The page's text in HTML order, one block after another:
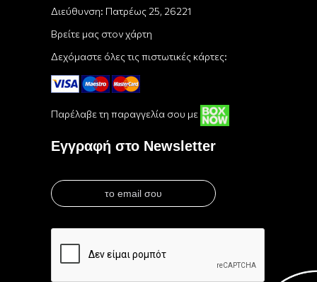
Διεύθυνση: Πατρέως 25, 26221
Βρείτε μας στον χάρτη
Δεχόμαστε όλες τις πιστωτικές κάρτες:
Παρέλαβε τη παραγγελία σου με
Εγγραφή στο Newsletter